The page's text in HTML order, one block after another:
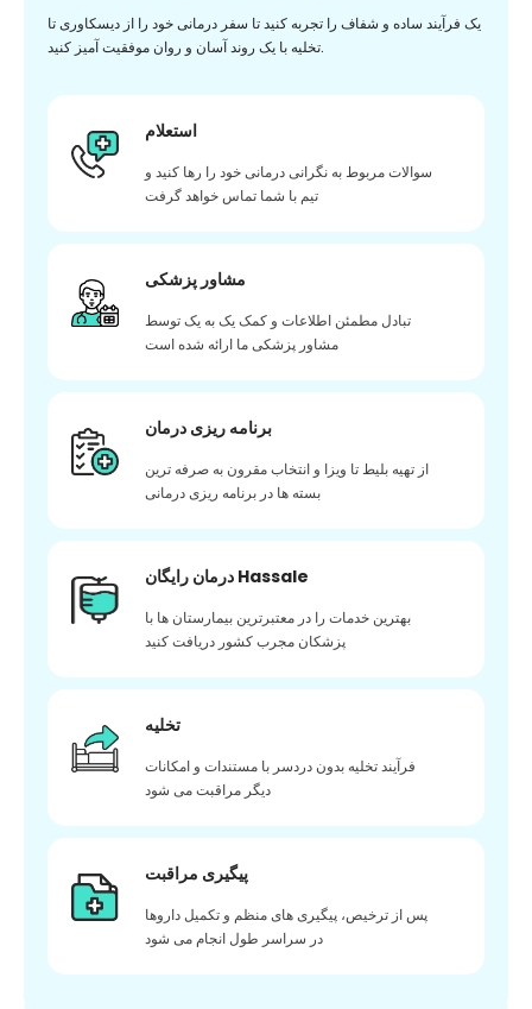
یک فرآیند ساده و شفاف را تجربه کنید تا سفر درمانی خود را از دیسکاوری تا
تخلیه با یک روند آسان و روان موفقیت آمیز کنید.
استعلام
سوالات مربوط به نگرانی درمانی خود را رها کنید و
تیم با شما تماس خواهد گرفت
مشاور پزشکی
تبادل مطمئن اطلاعات و کمک یک به یک توسط
مشاور پزشکی ما ارائه شده است
برنامه ریزی درمان
از تهیه بلیط تا ویزا و انتخاب مقرون به صرفه ترین
بسته ها در برنامه ریزی درمانی
درمان رایگان Hassale
بهترین خدمات را در معتبرترین بیمارستان ها با
پزشکان مجرب کشور دریافت کنید
تخلیه
فرآیند تخلیه بدون دردسر با مستندات و امکانات
دیگر مراقبت می شود
پیگیری مراقبت
پس از ترخیص، پیگیری های منظم و تکمیل داروها
در سراسر طول انجام می شود